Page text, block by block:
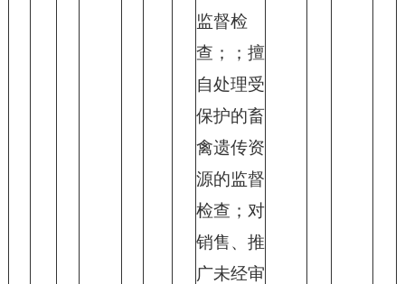
监督检
查；；擅
自处理受
保护的畜
禽遗传资
源的监督
检查；对
销售、推
广未经审